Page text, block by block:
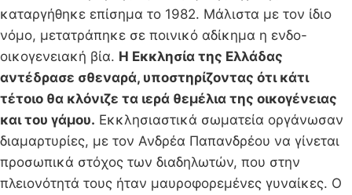
καταργήθηκε επίσημα το 1982. Μάλιστα με τον ίδιο
νόμο, μετατράπηκε σε ποινικό αδίκημα η ενδο-
οικογενειακή βία. Η Εκκλησία της Ελλάδας
αντέδρασε σθεναρά, υποστηρίζοντας ότι κάτι
τέτοιο θα κλόνιζε τα ιερά θεμέλια της οικογένειας
και του γάμου. Εκκλησιαστικά σωματεία οργάνωσαν
διαμαρτυρίες, με τον Ανδρέα Παπανδρέου να γίνεται
προσωπικά στόχος των διαδηλωτών, που στην
πλειονότητά τους ήταν μαυροφορεμένες γυναίκες. Ο